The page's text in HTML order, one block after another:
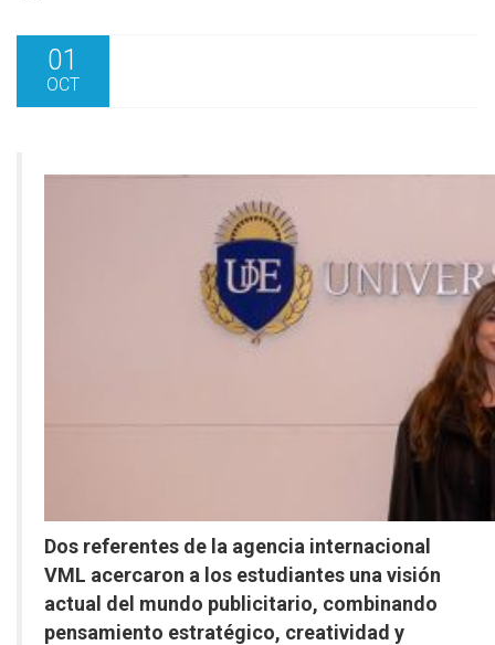
01
OCT
Dos referentes de la agencia internacional
VML acercaron a los estudiantes una visión
actual del mundo publicitario, combinando
pensamiento estratégico, creatividad y